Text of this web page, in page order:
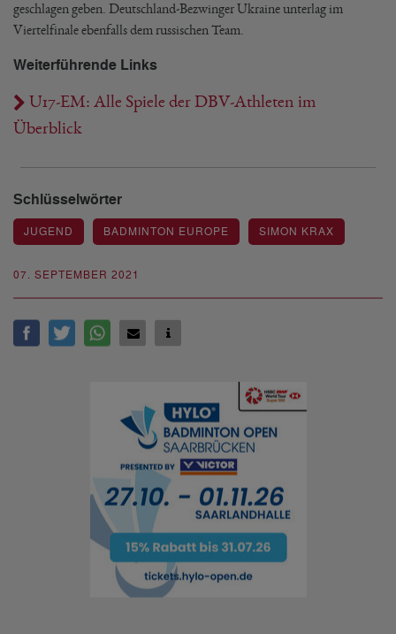
07. SEPTEMBER 2021
geschlagen geben. Deutschland-Bezwinger Ukraine unterlag im
Viertelfinale ebenfalls dem russischen Team.
Weiterführende Links
U17-EM: Alle Spiele der DBV-Athleten im
Überblick
Schlüsselwörter
JUGEND BADMINTON EUROPE SIMON KRAX